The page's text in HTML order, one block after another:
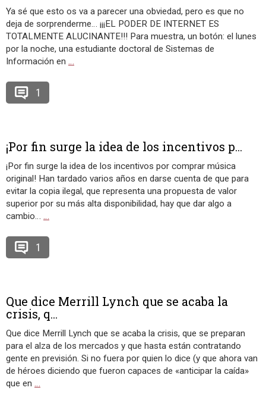
Ya sé que esto os va a parecer una obviedad, pero es que no
deja de sorprenderme… ¡¡¡EL PODER DE INTERNET ES
TOTALMENTE ALUCINANTE!!! Para muestra, un botón: el lunes
por la noche, una estudiante doctoral de Sistemas de
Información en …
1
¡Por fin surge la idea de los incentivos p...
¡Por fin surge la idea de los incentivos por comprar música
original! Han tardado varios años en darse cuenta de que para
evitar la copia ilegal, que representa una propuesta de valor
superior por su más alta disponibilidad, hay que dar algo a
cambio… …
1
Que dice Merrill Lynch que se acaba la
crisis, q...
Que dice Merrill Lynch que se acaba la crisis, que se preparan
para el alza de los mercados y que hasta están contratando
gente en previsión. Si no fuera por quien lo dice (y que ahora van
de héroes diciendo que fueron capaces de «anticipar la caída»
que en …